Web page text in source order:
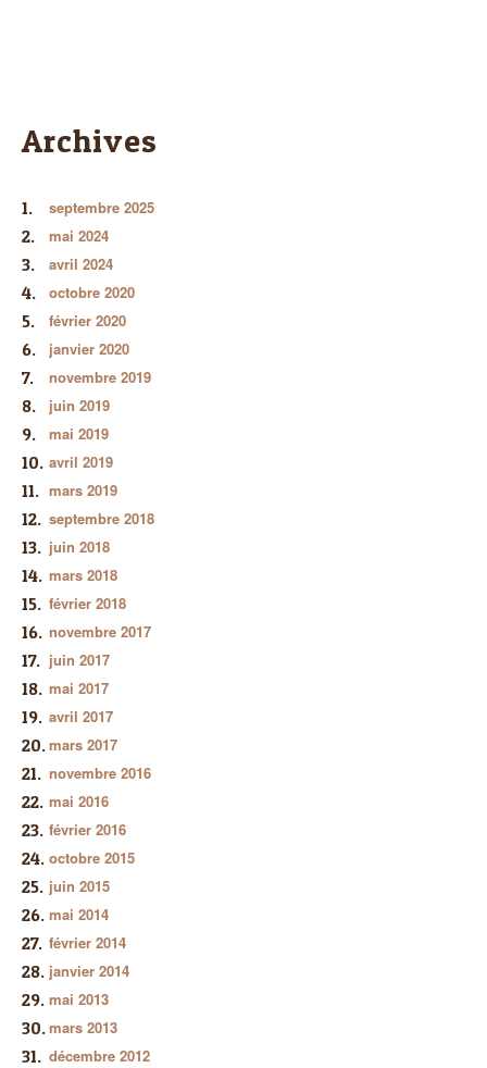
Archives
septembre 2025
mai 2024
avril 2024
octobre 2020
février 2020
janvier 2020
novembre 2019
juin 2019
mai 2019
avril 2019
mars 2019
septembre 2018
juin 2018
mars 2018
février 2018
novembre 2017
juin 2017
mai 2017
avril 2017
mars 2017
novembre 2016
mai 2016
février 2016
octobre 2015
juin 2015
mai 2014
février 2014
janvier 2014
mai 2013
mars 2013
décembre 2012